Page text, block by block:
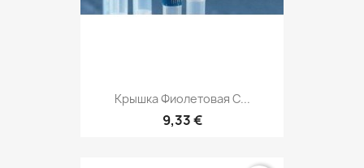
Крышка Фиолетовая С...
9,33 €